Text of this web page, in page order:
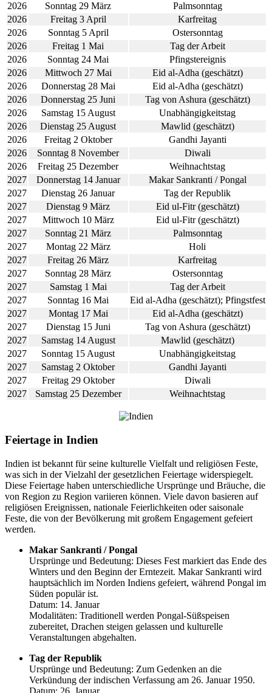
2026
Sonntag 29 März
Palmsonntag
2026
Freitag 3 April
Karfreitag
2026
Sonntag 5 April
Ostersonntag
2026
Freitag 1 Mai
Tag der Arbeit
2026
Sonntag 24 Mai
Pfingstereignis
2026
Mittwoch 27 Mai
Eid al-Adha (geschätzt)
2026
Donnerstag 28 Mai
Eid al-Adha (geschätzt)
2026
Donnerstag 25 Juni
Tag von Ashura (geschätzt)
2026
Samstag 15 August
Unabhängigkeitstag
2026
Dienstag 25 August
Mawlid (geschätzt)
2026
Freitag 2 Oktober
Gandhi Jayanti
2026
Sonntag 8 November
Diwali
2026
Freitag 25 Dezember
Weihnachtstag
2027
Donnerstag 14 Januar
Makar Sankranti / Pongal
2027
Dienstag 26 Januar
Tag der Republik
2027
Dienstag 9 März
Eid ul-Fitr (geschätzt)
2027
Mittwoch 10 März
Eid ul-Fitr (geschätzt)
2027
Sonntag 21 März
Palmsonntag
2027
Montag 22 März
Holi
2027
Freitag 26 März
Karfreitag
2027
Sonntag 28 März
Ostersonntag
2027
Samstag 1 Mai
Tag der Arbeit
2027
Sonntag 16 Mai
Eid al-Adha (geschätzt); Pfingstfest
2027
Montag 17 Mai
Eid al-Adha (geschätzt)
2027
Dienstag 15 Juni
Tag von Ashura (geschätzt)
2027
Samstag 14 August
Mawlid (geschätzt)
2027
Sonntag 15 August
Unabhängigkeitstag
2027
Samstag 2 Oktober
Gandhi Jayanti
2027
Freitag 29 Oktober
Diwali
2027
Samstag 25 Dezember Weihnachtstag
Feiertage in Indien
Indien ist bekannt für seine kulturelle Vielfalt und religiösen Feste,
was sich in der Vielzahl der gesetzlichen Feiertage widerspiegelt.
Diese Feiertage haben unterschiedliche Ursprünge und Bräuche, die
von Region zu Region variieren können. Viele davon basieren auf
religiösen Ereignissen, nationale Feierlichkeiten oder saisonale
Feste, die von der Bevölkerung mit großem Engagement gefeiert
werden.
Makar Sankranti / Pongal
Ursprünge und Bedeutung: Dieses Fest markiert das Ende des
Winters und den Beginn der Erntezeit. Makar Sankranti wird
hauptsächlich im Norden Indiens gefeiert, während Pongal im
Süden populär ist.
Datum: 14. Januar
Modalitäten: Traditionell werden Pongal-Süßspeisen
zubereitet, Drachen steigen gelassen und kulturelle
Veranstaltungen abgehalten.
Tag der Republik
Ursprünge und Bedeutung: Zum Gedenken an die
Verkündung der indischen Verfassung am 26. Januar 1950.
Datum: 26. Januar